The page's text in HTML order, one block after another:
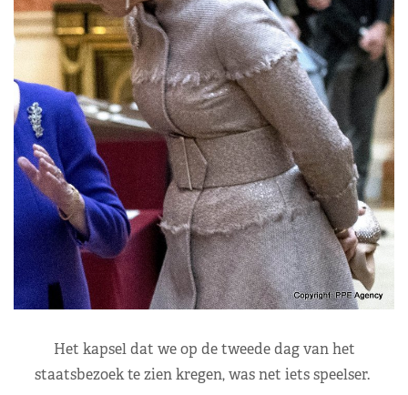
Het kapsel dat we op de tweede dag van het
staatsbezoek te zien kregen, was net iets speelser.